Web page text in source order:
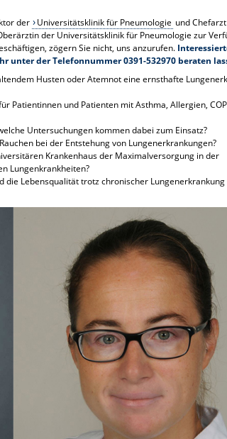
der
Universitätsklinik für Pneumologie und
der Universitätsklinik für Pneumologie zur
zögern Sie nicht, uns anzurufen.
unter der Telefonnummer 0391-532970 beraten
Husten oder Atemnot eine ernsthafte
Patientinnen und Patienten mit Asthma, Allergien,
Untersuchungen kommen dabei zum Einsatz?
bei der Entstehung von Lungenerkrankungen?
Krankenhaus der Maximalversorgung in der
Lungenkrankheiten?
die Lebensqualität trotz chronischer Lungenerkrankung